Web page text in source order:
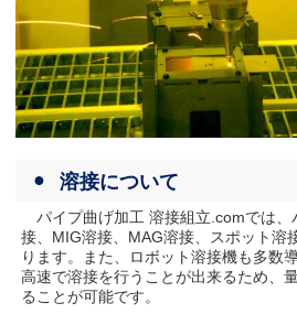
溶接について
パイプ曲げ加工 溶接組立.comでは、
接、MIG溶接、MAG溶接、スポット溶
ります。また、ロボット溶接機も多数
高速で溶接を行うことが出来るため、
ることが可能です。